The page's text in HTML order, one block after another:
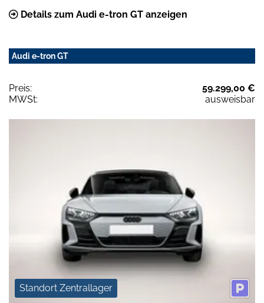
Details zum Audi e-tron GT anzeigen
Audi e-tron GT
Preis:
59.299,00 €
MWSt:
ausweisbar
Standort Zentrallager